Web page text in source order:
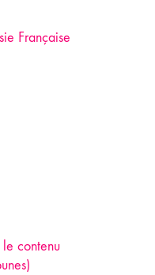
Française
le contenu